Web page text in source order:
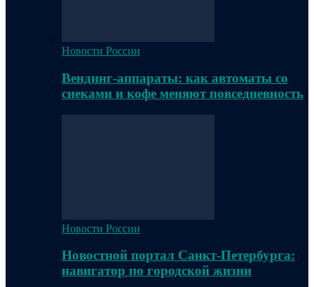
Новости России
Вендинг-аппараты: как автоматы со
снеками и кофе меняют повседневность
Новости России
Новостной портал Санкт-Петербурга:
навигатор по городской жизни